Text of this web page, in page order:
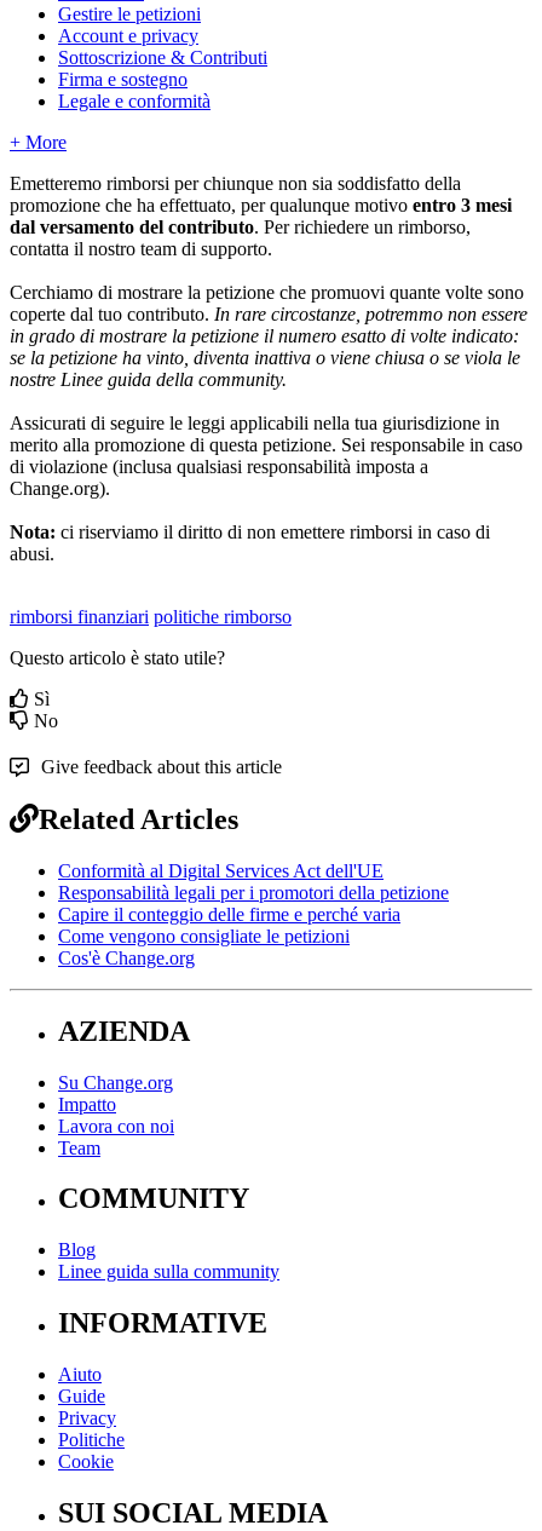
Gestire le petizioni
Account e privacy
Sottoscrizione & Contributi
Firma e sostegno
Legale e conformità
+ More
Emetteremo rimborsi per chiunque non sia soddisfatto della
promozione che ha effettuato, per qualunque motivo entro 3 mesi
dal versamento del contributo. Per richiedere un rimborso,
contatta il nostro team di supporto.
Cerchiamo di mostrare la petizione che promuovi quante volte sono
coperte dal tuo contributo. In rare circostanze potremmo non essere
in grado di mostrare la petizione il numero esatto di volte indicato:
se la petizione ha vinto diventa inattiva o viene chiusa o se viola le
nostre Linee guida della community.
Assicurati di seguire le leggi applicabili nella tua giurisdizione in
merito alla promozione di questa petizione. Sei responsabile in caso
di violazione (inclusa qualsiasi responsabilità imposta a
Change.org).
Nota: ci riserviamo il diritto di non emettere rimborsi in caso di
abusi.
rimborsi finanziari politiche rimborso
Questo articolo è stato utile?
Sì
No
Give feedback about this article
Related Articles
Conformità al Digital Services Act dell'UE
Responsabilità legali per i promotori della petizione
Capire il conteggio delle firme e perché varia
Come vengono consigliate le petizioni
Cos'è Change.org
AZIENDA
Su Change.org
Impatto
Lavora con noi
Team
COMMUNITY
Blog
Linee guida sulla community
INFORMATIVE
Aiuto
Guide
Privacy
Politiche
Cookie
SUI SOCIAL MEDIA